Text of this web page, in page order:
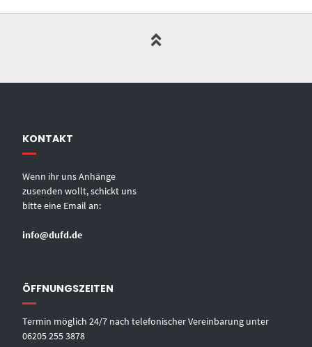
KONTAKT
Wenn ihr uns Anhänge
zusenden wollt, schickt uns
bitte eine Email an:
info@dufd.de
ÖFFNUNGSZEITEN
Termin möglich 24/7 nach telefonischer Vereinbarung unter
06205 255 3878